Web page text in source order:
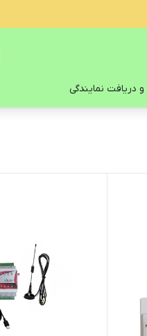
دریافت نمایندگی